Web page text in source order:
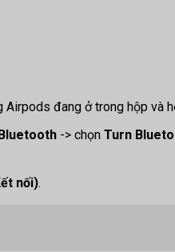
đang ở trong hộp và
-> chọnTurn
nối).